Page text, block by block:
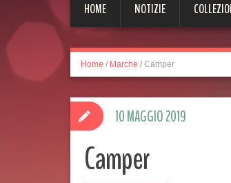
HOME NOTIZIE
Home / Marche / Camper
Camper
10 MAGGIO 2019